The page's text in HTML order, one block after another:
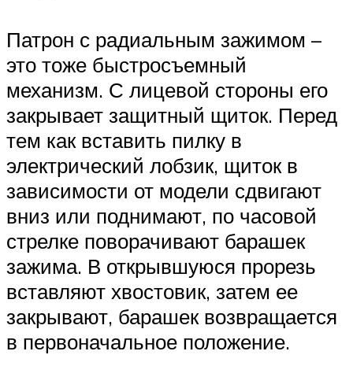
Патрон с радиальным зажимом –
это тоже быстросъемный
механизм. С лицевой стороны его
закрывает защитный щиток. Перед
тем как вставить пилку в
электрический лобзик, щиток в
зависимости от модели сдвигают
вниз или поднимают, по часовой
стрелке поворачивают барашек
зажима. В открывшуюся прорезь
вставляют хвостовик, затем ее
закрывают, барашек возвращается
в первоначальное положение.